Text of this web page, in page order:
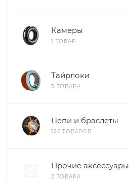
Камеры
1 ТОВАР
Тайрлоки
3 ТОВАРА
Цепи и браслеты
126 ТОВАРОВ
Прочие аксессуары
2 ТОВАРА